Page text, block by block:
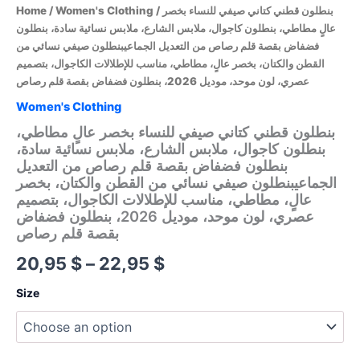
Home /Women's Clothing / بنطلون قطني كتاني صيفي للنساء بخصر
عالٍ مطاطي، بنطلون كاجوال، ملابس الشارع، ملابس نسائية سادة، بنطلون
فضفاض بقصة قلم رصاص من التعديل الجماعيبنطلون صيفي نسائي من
القطن والكتان، بخصر عالٍ، مطاطي، مناسب للإطلالات الكاجوال، بتصميم
عصري، لون موحد، موديل 2026، بنطلون فضفاض بقصة قلم رصاص
Women's Clothing
بنطلون قطني كتاني صيفي للنساء بخصر عالٍ مطاطي،
بنطلون كاجوال، ملابس الشارع، ملابس نسائية سادة،
بنطلون فضفاض بقصة قلم رصاص من التعديل
الجماعيبنطلون صيفي نسائي من القطن والكتان، بخصر
عالٍ، مطاطي، مناسب للإطلالات الكاجوال، بتصميم
عصري، لون موحد، موديل 2026، بنطلون فضفاض
بقصة قلم رصاص
20,95 $– 22,95 $Price
Size